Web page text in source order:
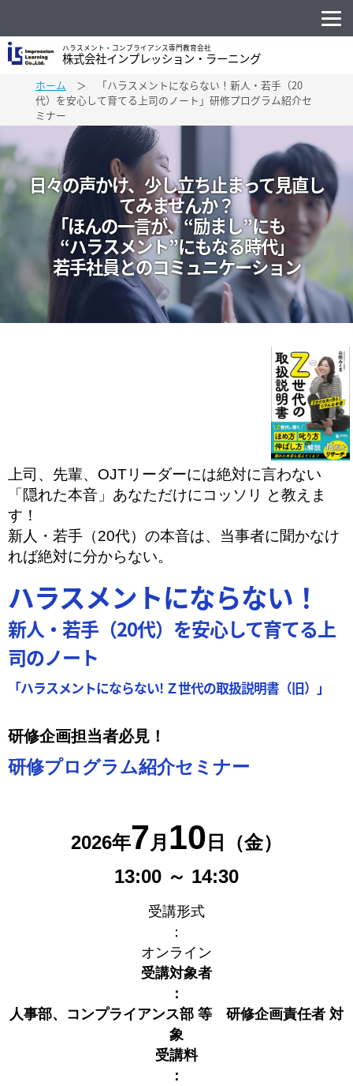
ハラスメント・コンプライアンス専門教育会社
株式会社インプレッション・ラーニング
ホーム ＞ 「ハラスメントにならない！新人・若手（20
代）を安心して育てる上司のノート」研修プログラム紹介セ
ミナー
日々の声かけ、少し立ち止まって見直し
てみませんか？
「ほんの一言が、“励まし”にも
“ハラスメント”にもなる時代」
若手社員とのコミュニケーション
上司、先輩、OJTリーダーには絶対に言わない
「隠れた本音」あなただけにコッソリ と教えま
す！
新人・若手（20代）の本音は、当事者に聞かなけ
れば絶対に分からない。
ハラスメントにならない！
新人・若手（20代）を安心して育てる上
司のノート
「ハラスメントにならない! Ｚ世代の取扱説明書（旧）」
研修企画担当者必見！
研修プログラム紹介セミナー
2026年7 月 10 日（金）
13:00 ～ 14:30
受講形式
：
オンライン
受講対象者
：
人事部、コンプライアンス部 等 研修企画責任者 対
象
受講料
：